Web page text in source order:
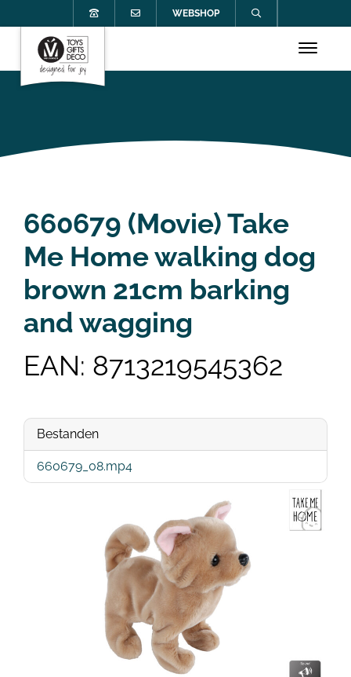
WEBSHOP
660679 (Movie) Take
Me Home walking dog
brown 21cm barking
and wagging
EAN: 8713219545362
Bestanden
660679_08.mp4